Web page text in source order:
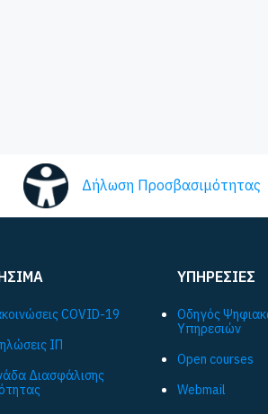
Δήλωση Προσβασιμότητας
COVID-19
ΙΠ
Διασφάλισης
ΥΠΗΡΕΣΙΕΣ
Οδηγός
Υπηρεσιών
Open courses
Webmail